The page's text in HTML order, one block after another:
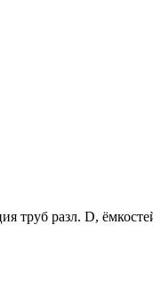
труб разл. D,